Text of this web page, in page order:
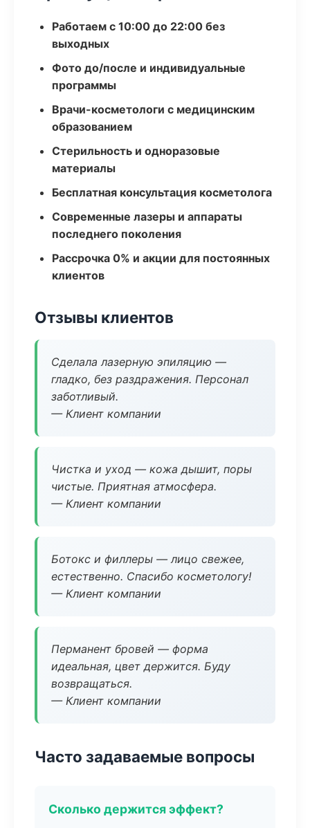
Работаем с 10:00 до 22:00 без
выходных
Фото до/после и индивидуальные
программы
Врачи-косметологи с медицинским
образованием
Стерильность и одноразовые
материалы
Бесплатная консультация косметолога
Современные лазеры и аппараты
последнего поколения
Рассрочка 0% и акции для постоянных
клиентов
Отзывы клиентов
Сделала лазерную эпиляцию —
гладко, без раздражения. Персонал
заботливый.
— Клиент компании
Чистка и уход — кожа дышит, поры
чистые. Приятная атмосфера.
— Клиент компании
Ботокс и филлеры — лицо свежее,
естественно. Спасибо косметологу!
— Клиент компании
Перманент бровей — форма
идеальная, цвет держится. Буду
возвращаться.
— Клиент компании
Часто задаваемые вопросы
Сколько держится эффект?